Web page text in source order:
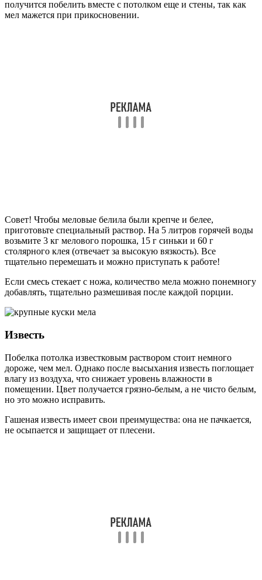
получится побелить вместе с потолком еще и стены, так как
мел мажется при прикосновении.
Совет! Чтобы меловые белила были крепче и белее,
приготовьте специальный раствор. На 5 литров горячей воды
возьмите 3 кг мелового порошка, 15 г синьки и 60 г
столярного клея (отвечает за высокую вязкость). Все
тщательно перемешать и можно приступать к работе!
Если смесь стекает с ножа, количество мела можно понемногу
добавлять, тщательно размешивая после каждой порции.
Известь
Побелка потолка известковым раствором стоит немного
дороже, чем мел. Однако после высыхания известь поглощает
влагу из воздуха, что снижает уровень влажности в
помещении. Цвет получается грязно-белым, а не чисто белым,
но это можно исправить.
Гашеная известь имеет свои преимущества: она не пачкается,
не осыпается и защищает от плесени.